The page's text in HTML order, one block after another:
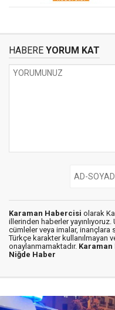
HABERE YORUM KAT
Karaman Habercisi olarak
illerinden haberler
cümleler veya imalar, inançlara
Türkçe karakter kullanılmayan
onaylanmamaktadır. Karaman
Niğde Haber